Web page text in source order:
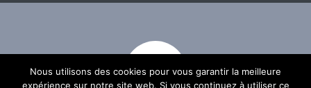
Nous utilisons des cookies pour vous garantir la meilleure
expérience sur notre site web. Si vous continuez à utiliser ce